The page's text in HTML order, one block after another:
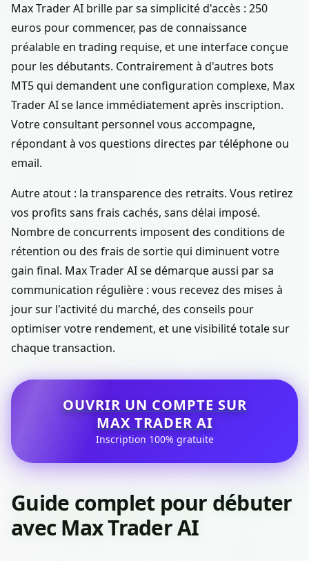
Max Trader AI brille par sa simplicité d'accès : 250
euros pour commencer, pas de connaissance
préalable en trading requise, et une interface conçue
pour les débutants. Contrairement à d'autres bots
MT5 qui demandent une configuration complexe, Max
Trader AI se lance immédiatement après inscription.
Votre consultant personnel vous accompagne,
répondant à vos questions directes par téléphone ou
email.
Autre atout : la transparence des retraits. Vous retirez
vos profits sans frais cachés, sans délai imposé.
Nombre de concurrents imposent des conditions de
rétention ou des frais de sortie qui diminuent votre
gain final. Max Trader AI se démarque aussi par sa
communication régulière : vous recevez des mises à
jour sur l'activité du marché, des conseils pour
optimiser votre rendement, et une visibilité totale sur
chaque transaction.
OUVRIR UN COMPTE SUR
MAX TRADER AI
Inscription 100% gratuite
Guide complet pour débuter
avec Max Trader AI